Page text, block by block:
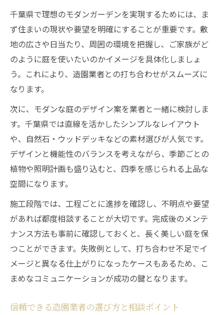
千葉県で理想のモダンガーデンを実現するためには、ま
ず住まいの現状や要望を明確にすることが重要です。敷
地の広さや日当たり、周囲の環境を把握し、ご家族がど
のように庭を使いたいのかイメージを具体化しましょ
う。これにより、造園業者との打ち合わせがスムーズに
なります。
次に、モダンな庭のデザイン案を業者と一緒に検討しま
す。千葉県では直線を活かしたシンプルなレイアウト
や、自然石・ウッドデッキなどの素材選びが人気です。
デザインと機能性のバランスを考えながら、季節ごとの
植物や照明計画も盛り込むと、四季を感じられる上品な
空間になります。
施工段階では、工程ごとに進捗を確認し、不明点や要望
があれば都度相談することが大切です。完成後のメンテ
ナンス方法も事前に確認しておくと、長く美しい庭を保
つことができます。失敗例として、打ち合わせ不足でイ
メージと異なる仕上がりになったケースもあるため、こ
まめなコミュニケーションが成功の鍵となります。
信頼できる造園業者の選び方と相談ポイント